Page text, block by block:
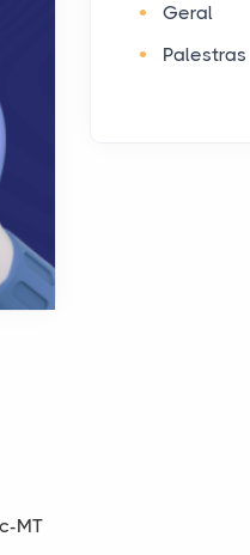
MT
Geral
Palestras